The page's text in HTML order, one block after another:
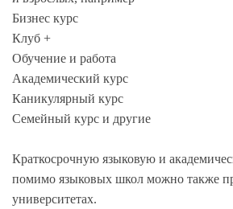
Бизнес курс
Клуб +
Обучение и работа
Академический курс
Каникулярный курс
Семейный курс и другие
Краткосрочную языковую и
помимо языковых школ можно также
университетах.